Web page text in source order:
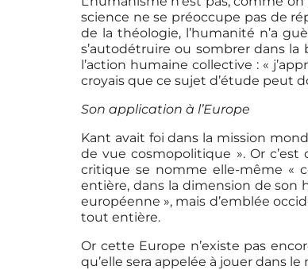
science ne se préoccupe pas de
de la théologie, l’humanité n’a
s’autodétruire ou sombrer dans
l’action humaine collective : «
croyais que ce sujet d’étude peut
Son application à l’Europe
Kant avait foi dans la mission
de vue cosmopolitique ». Or
critique se nomme elle-même «
entière, dans la dimension de son
européenne », mais d’emblée
tout entière.
Or cette Europe n’existe pas
qu’elle sera appelée à jouer dans